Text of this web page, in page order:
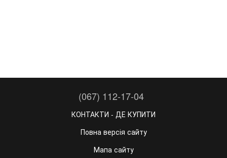
(067) 112-17-04
КОНТАКТИ - ДЕ КУПИТИ
Повна версія сайту
Мапа сайту